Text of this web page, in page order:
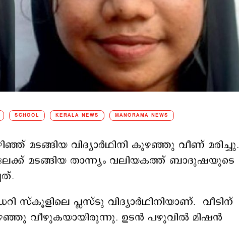
SCHOOL KERALA NEWS MANORAMA NEWS
മടങ്ങിയ വിദ്യാർഥിനി കുഴഞ്ഞു വീണ് മരിച്ചു.
മടങ്ങിയ താന്ന്യം വലിയകത്ത് ബാദുഷയുടെ
സ്‌കൂളിലെ പ്ലസ്‌ടു വിദ്യാർഥിനിയാണ്. വീടിന്
വീഴുകയായിരുന്നു. ഉടൻ പഴുവിൽ മിഷൻ